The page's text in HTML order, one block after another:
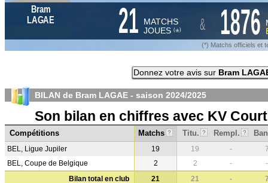
Bram
LAGAE
21 MATCHS
JOUES (*) & 1876
(*) Matchs officiels et
Donnez votre avis sur Bram
BILAN de Bram LAGAE - saison 2024/2025
Son bilan en chiffres avec KV
Compétitions Matchs ? Titu. ? Rempl. ?
BEL, Ligue Jupiler 19 19 -
BEL, Coupe de Belgique
2 2 -
-
Bilan total en club
21 21 -